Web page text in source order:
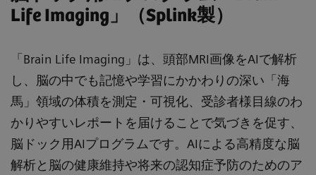
Life Imaging」（Splink製）
「Brain Life Imaging」は、頭部MRI画像をAIで解析
し、脳の中でも記憶や学習にかかわりの深い「海
馬」領域の体積を測定・可視化、受診者様目線のわ
かりやすいレポートを届けることで気づきを促す、
脳ドック用AIプログラムです。AIによる高精度な脳
解析と脳の健康維持や将来の認知症予防のためのア